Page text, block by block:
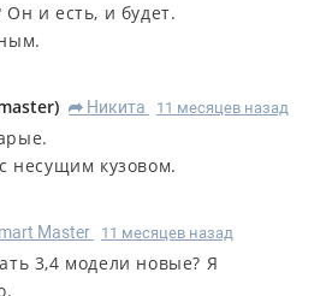
Он и есть, и будет.
) R Никита 11 месяцев назад
несущим кузовом.
Master 11 месяцев назад
3,4 модели новые? Я